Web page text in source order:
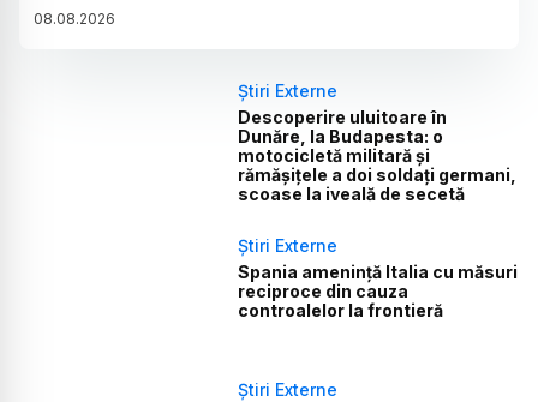
08.08.2026
Știri Externe
Descoperire uluitoare în
Dunăre, la Budapesta: o
motocicletă militară și
rămășițele a doi soldați germani,
scoase la iveală de secetă
Știri Externe
Spania amenință Italia cu măsuri
reciproce din cauza
controalelor la frontieră
Știri Externe